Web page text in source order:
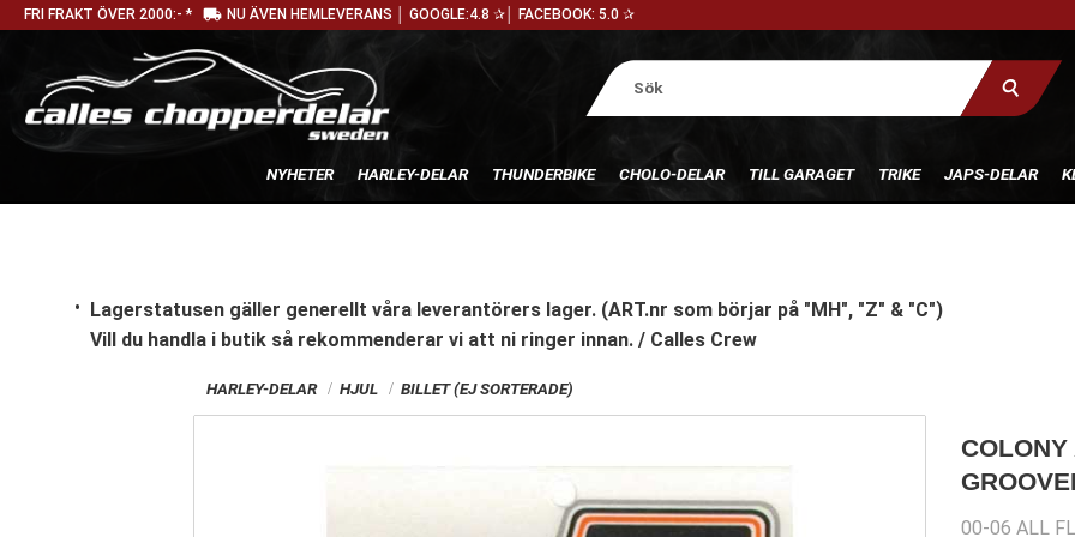
FRI FRAKT ÖVER 2000:- * local_shipping NU ÄVEN HEMLEVERANS │ GOOGLE:4.8 ✰│ FACEBOOK: 5.0 ✰
NYHETER HARLEY-DELAR THUNDERBIKE CHOLO-DELAR TILL GARAGET TRIKE JAPS-DELAR
Lagerstatusen gäller generellt våra leverantörers lager. (ART.nr som börjar på "MH", "Z" & "C")
Vill du handla i butik så rekommenderar vi att ni ringer innan. / Calles Crew
HARLEY-DELAR HJUL BILLET (EJ SORTERADE)
00-06 ALL